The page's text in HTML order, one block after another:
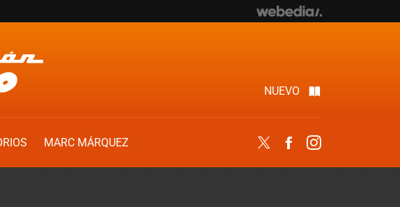
NUEVO
MARC MÁRQUEZ
Twitter Facebook